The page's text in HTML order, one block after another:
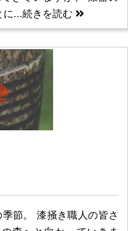
に...続きを読む
節。 漆掻き職人の皆さ